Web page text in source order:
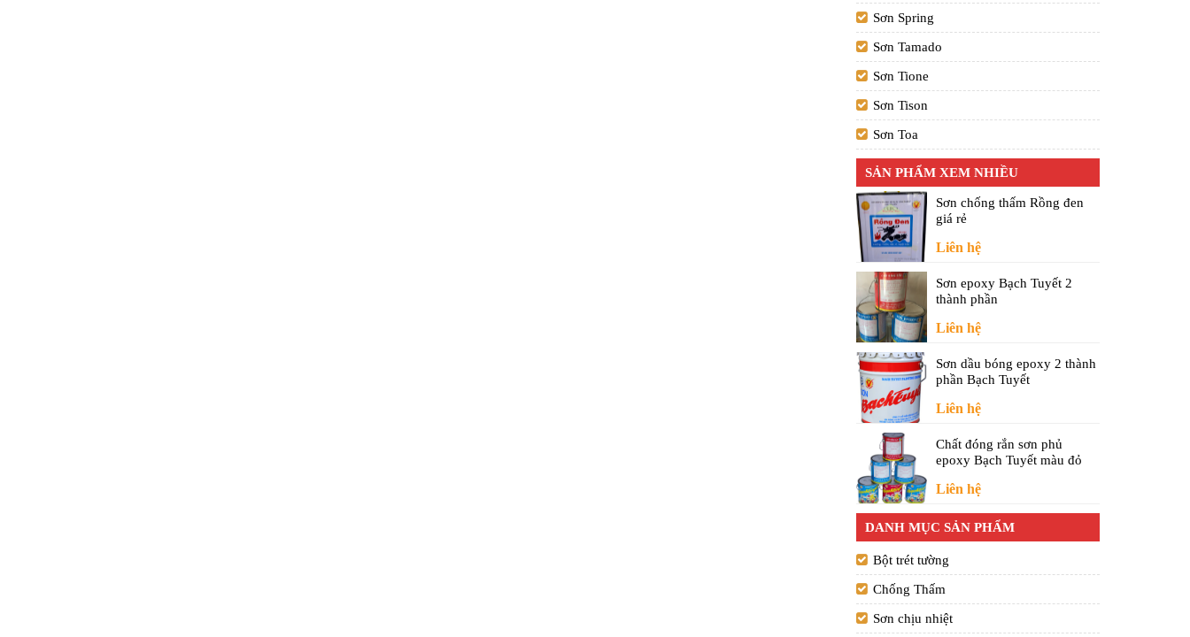
Sơn Spring
Sơn Tamado
Sơn Tione
Sơn Tison
Sơn Toa
SẢN PHẨM XEM NHIỀU
Sơn chống thấm Rồng đen
giá rẻ
Liên hệ
Sơn epoxy Bạch Tuyết 2
thành phần
Liên hệ
Sơn dầu bóng epoxy 2 thành
phần Bạch Tuyết
Liên hệ
Chất đóng rắn sơn phủ
epoxy Bạch Tuyết màu đỏ
Liên hệ
DANH MỤC SẢN PHẨM
Bột trét tường
Chống Thấm
Sơn chịu nhiệt